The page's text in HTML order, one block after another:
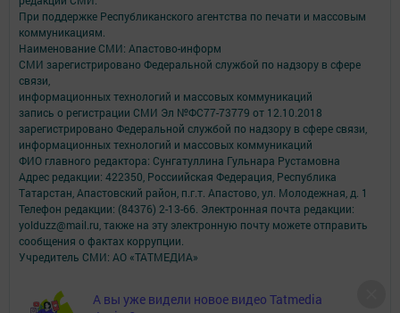
А вы уже видели новое видео Tatmedia
При поддержке Республиканского агентства по печати и массовым
коммуникациям.
Наименование СМИ: Апастово-информ
СМИ зарегистрировано Федеральной службой по надзору в сфере
связи,
информационных технологий и массовых коммуникаций
запись о регистрации СМИ Эл №ФС77-73779 от 12.10.2018
зарегистрировано Федеральной службой по надзору в сфере связи,
информационных технологий и массовых коммуникаций
ФИО главного редактора: Сунгатуллина Гульнара Рустамовна
Адрес редакции: 422350, Россиийская Федерация, Республика
Татарстан, Апастовский район, п.г.т. Апастово, ул. Молодежная, д. 1
Телефон редакции: (84376) 2-13-66. Электронная почта редакции:
yolduzz@mail.ru, также на эту электронную почту можете отправить
сообщения о фактах коррупции.
Учредитель СМИ: АО «ТАТМЕДИА»
Антикоррупционная политика
АО «ТАТМЕДИА» использует «cookie»для персонализации сервисов и